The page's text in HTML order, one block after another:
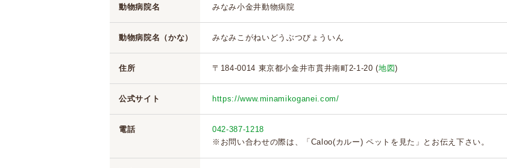
動物病院名 みなみ小金井動物病院
動物病院名（かな） みなみこがねいどうぶつびょういん
住所 〒184-0014 東京都小金井市貫井南町2-1-20 (地図)
公式サイト https://www.minamikoganei.com/
電話
042-387-1218
※お問い合わせの際は、「Caloo(カルー) ペットを見た」とお伝え下さい。